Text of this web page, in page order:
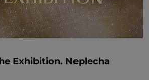
Exhibition. Neplecha